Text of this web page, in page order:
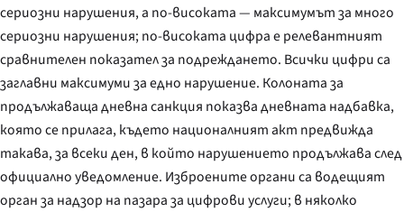
сериозни нарушения, а по-високата — максимумът за много
сериозни нарушения; по-високата цифра е релевантният
сравнителен показател за подреждането. Всички цифри са
заглавни максимуми за едно нарушение. Колоната за
продължаваща дневна санкция показва дневната надбавка,
която се прилага, където националният акт предвижда
такава, за всеки ден, в който нарушението продължава след
официално уведомление. Изброените органи са водещият
орган за надзор на пазара за цифрови услуги; в няколко